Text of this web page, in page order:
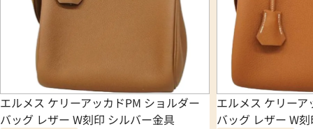
エルメス ケリーアッカドPM ショルダー
バッグ レザー W刻印 シルバー金具
エルメス ケリー
バッグ レザー W